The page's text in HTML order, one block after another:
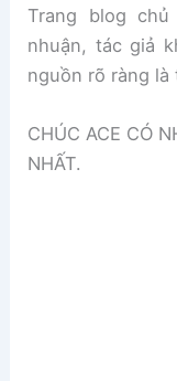
Trang blog
nhuận, tác giả
nguồn rõ ràng
CHÚC ACE CÓ
NHẤT.